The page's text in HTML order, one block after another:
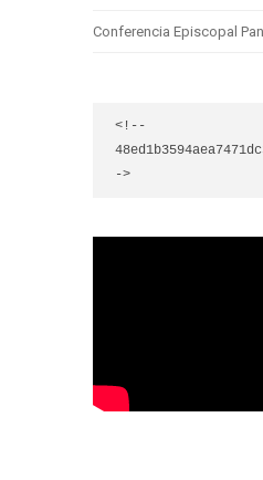
Conferencia Episcopal
<!--
->